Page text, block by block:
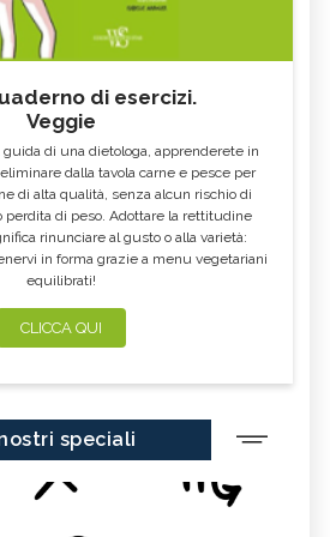
AUSTRALIANO
PAW PAW, IL FIORE AUSTRALIANO
EMERGENCY, IL FIORE
DOG ROSE, IL FIORE
AUSTRALIANO
SEXUALITY, IL FIORE
AUSTRALIANO
BILLY GOAT PLUM, IL FIORE
BUSH GARDENIA, IL FIORE
AUSTRALIANO
TALL MULLA MULLA, IL FIORE
AUSTRALIANO
di esercizi.
Veggie
guida di una dietologa, apprenderete in
dalla tavola carne e pesce per
di alta qualità, senza alcun rischio di
perdita di peso. Adottare la rettitudine
rinunciare al gusto o alla varietà:
in forma grazie a menu vegetariani
equilibrati!
CLICCA QUI
speciali